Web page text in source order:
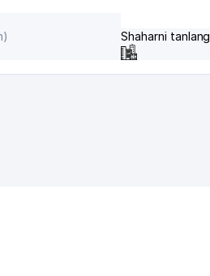
Shaharni tanlang